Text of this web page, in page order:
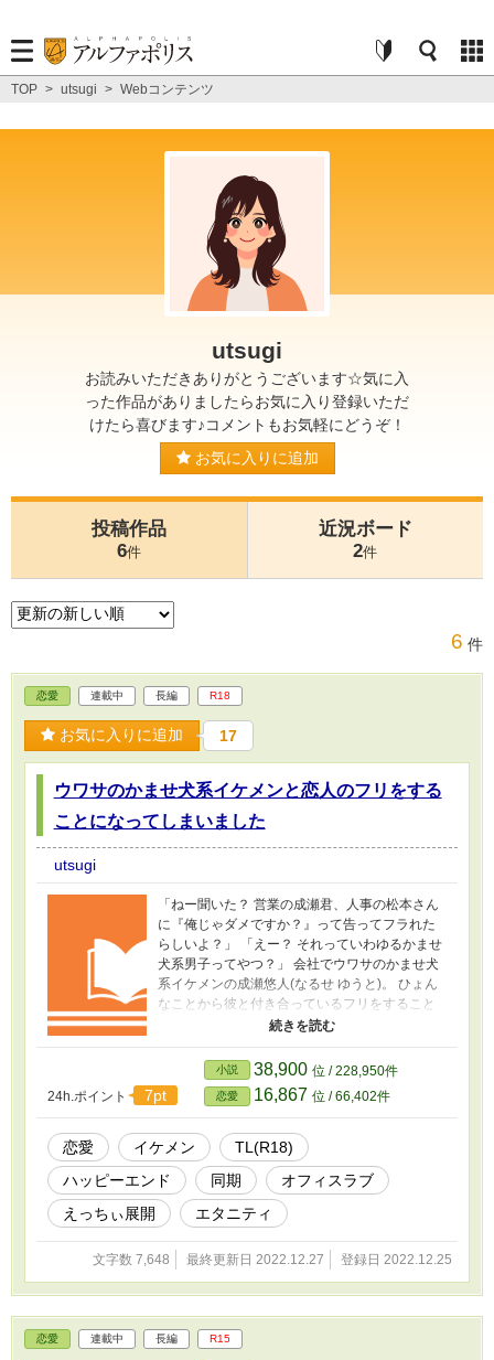
TOP > utsugi > Webコンテンツ
utsugi
お読みいただきありがとうございます☆気に入
った作品がありましたらお気に入り登録いただ
けたら喜びます♪コメントもお気軽にどうぞ！
お気に入りに追加
投稿作品
6件
近況ボード
2件
6 件
恋愛 連載中 長編 R18
お気に入りに追加 17
ウワサのかませ犬系イケメンと恋人のフリをする
ことになってしまいました
utsugi
「ねー聞いた？ 営業の成瀬君、人事の松本さん
に『俺じゃダメですか？』って告ってフラれた
らしいよ？」 「えー？ それっていわゆるかませ
犬系男子ってやつ？」 会社でウワサのかませ犬
系イケメンの成瀬悠人(なるせ ゆうと)。 ひょん
なことから彼と付き合っているフリをすること
になった七海 栞(ななみ しおり)27歳。あくまで
も恋人のフリ……のはずなのに私を見つめる彼
の瞳がなんだか熱っぽいのは一体どうして？！
気がつけばなんだか雰囲気がやけにえっちぃの
ですが？！？！
24h.ポイント 7pt
小説 38,900 位 / 228,950件
恋愛 16,867 位 / 66,402件
恋愛 イケメン
TL(R18)
ハッピーエンド
同期
オフィスラブ
えっちぃ展開
エタニティ
文字数 7,648 最終更新日 2022.12.27 登録日 2022.12.25
恋愛 連載中 長編 R15